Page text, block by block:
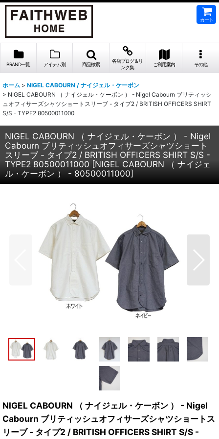
カート
BRAND一覧 アイテム別 商品検索
各店ブログ＆リ
ンク集
ご利用案内 その他
ホーム > NIGEL CABOURN / ナイジェル・ケーボン
> NIGEL CABOURN （ ナイジェル・ケーボン ） - Nigel Cabourn ブリティッシ
ュオフィサーズシャツショートスリーブ - タイプ2 / BRITISH OFFICERS SHIRT
S/S - TYPE2 80500011000
NIGEL CABOURN （ ナイジェル・ケーボン ） - Nigel
Cabourn ブリティッシュオフィサーズシャツショート
スリーブ - タイプ2 / BRITISH OFFICERS SHIRT S/S -
TYPE2 80500011000 [NIGEL CABOURN （ ナイジェ
ル・ケーボン ） - 80500011000]
NIGEL CABOURN （ ナイジェル・ケーボン ） - Nigel
Cabourn ブリティッシュオフィサーズシャツショートス
リーブ - タイプ2 / BRITISH OFFICERS SHIRT S/S -